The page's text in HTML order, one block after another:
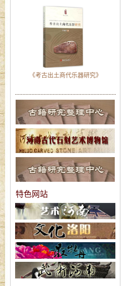
《考古出土商代乐器研究》
特色网站